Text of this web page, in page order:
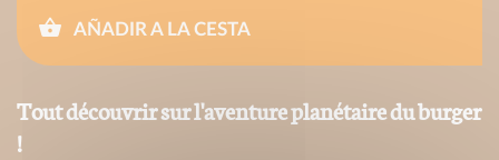
AÑADIR A LA CESTA
Tout découvrir sur l'aventure planétaire du burger
!